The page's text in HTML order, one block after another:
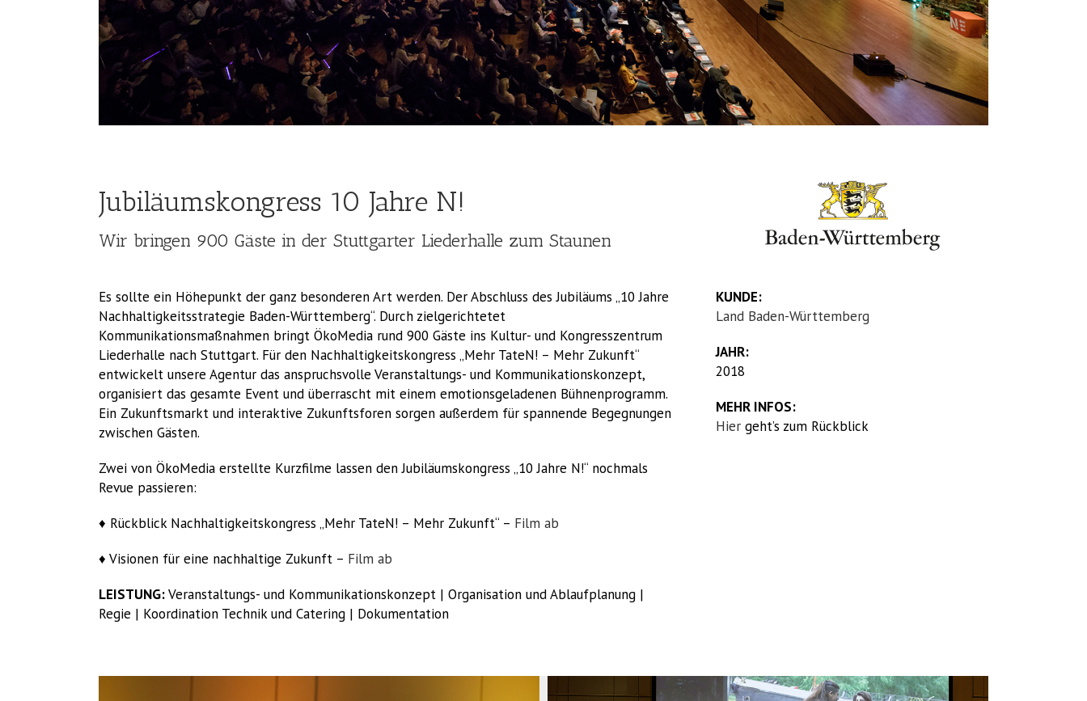
Jubiläumskongress 10 Jahre N!
Wir bringen 900 Gäste in der Stuttgarter Liederhalle zum Staunen
Es sollte ein Höhepunkt der ganz besonderen Art werden. Der Abschluss des Jubiläums „10 Jahre
Nachhaltigkeitsstrategie Baden-Württemberg“. Durch zielgerichtetet
Kommunikationsmaßnahmen bringt ÖkoMedia rund 900 Gäste ins Kultur- und Kongresszentrum
Liederhalle nach Stuttgart. Für den Nachhaltigkeitskongress „Mehr TateN! – Mehr Zukunft“
entwickelt unsere Agentur das anspruchsvolle Veranstaltungs- und Kommunikationskonzept,
organisiert das gesamte Event und überrascht mit einem emotionsgeladenen Bühnenprogramm.
Ein Zukunftsmarkt und interaktive Zukunftsforen sorgen außerdem für spannende Begegnungen
zwischen Gästen.
Zwei von ÖkoMedia erstellte Kurzfilme lassen den Jubiläumskongress „10 Jahre N!“ nochmals
Revue passieren:
♦ Rückblick Nachhaltigkeitskongress „Mehr TateN! – Mehr Zukunft“ – Film ab
♦ Visionen für eine nachhaltige Zukunft – Film ab
LEISTUNG:Veranstaltungs- und Kommunikationskonzept | Organisation und Ablaufplanung |
Regie | Koordination Technik und Catering | Dokumentation
KUNDE:
Land Baden-Württemberg
JAHR:
2018
MEHR INFOS:
Hiergeht’s zum Rückblick